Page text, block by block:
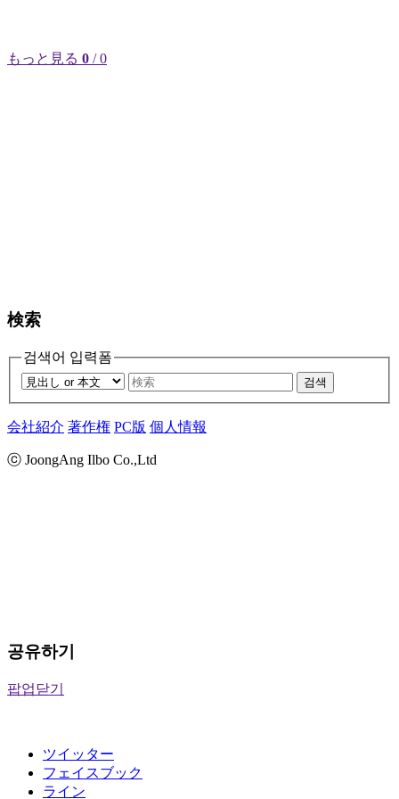
もっと見る 0 / 0
検索
검색어 입력폼
검색
会社紹介 著作権 PC版 個人情報
ⓒ JoongAng Ilbo Co.,Ltd
공유하기
팝업닫기
ツイッター
フェイスブック
ライン